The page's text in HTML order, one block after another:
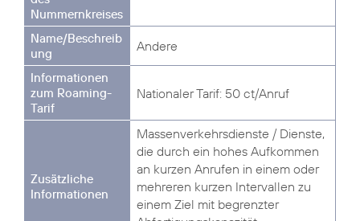
Andere
Nationaler Tarif: 50 ct/Anruf
Massenverkehrsdienste / Dienste,
die durch ein hohes Aufkommen
an kurzen Anrufen in einem oder
mehreren kurzen Intervallen zu
einem Ziel mit begrenzter